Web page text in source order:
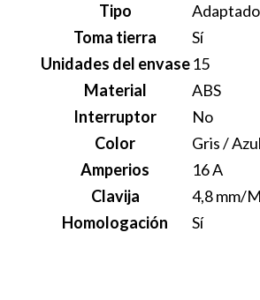
Tipo
Toma tierra
Sí
Unidades del envase15
Material
ABS
Interruptor
No
Color
Gris / Azul
Amperios
16 A
Clavija
4,8 mm/
Homologación
Sí